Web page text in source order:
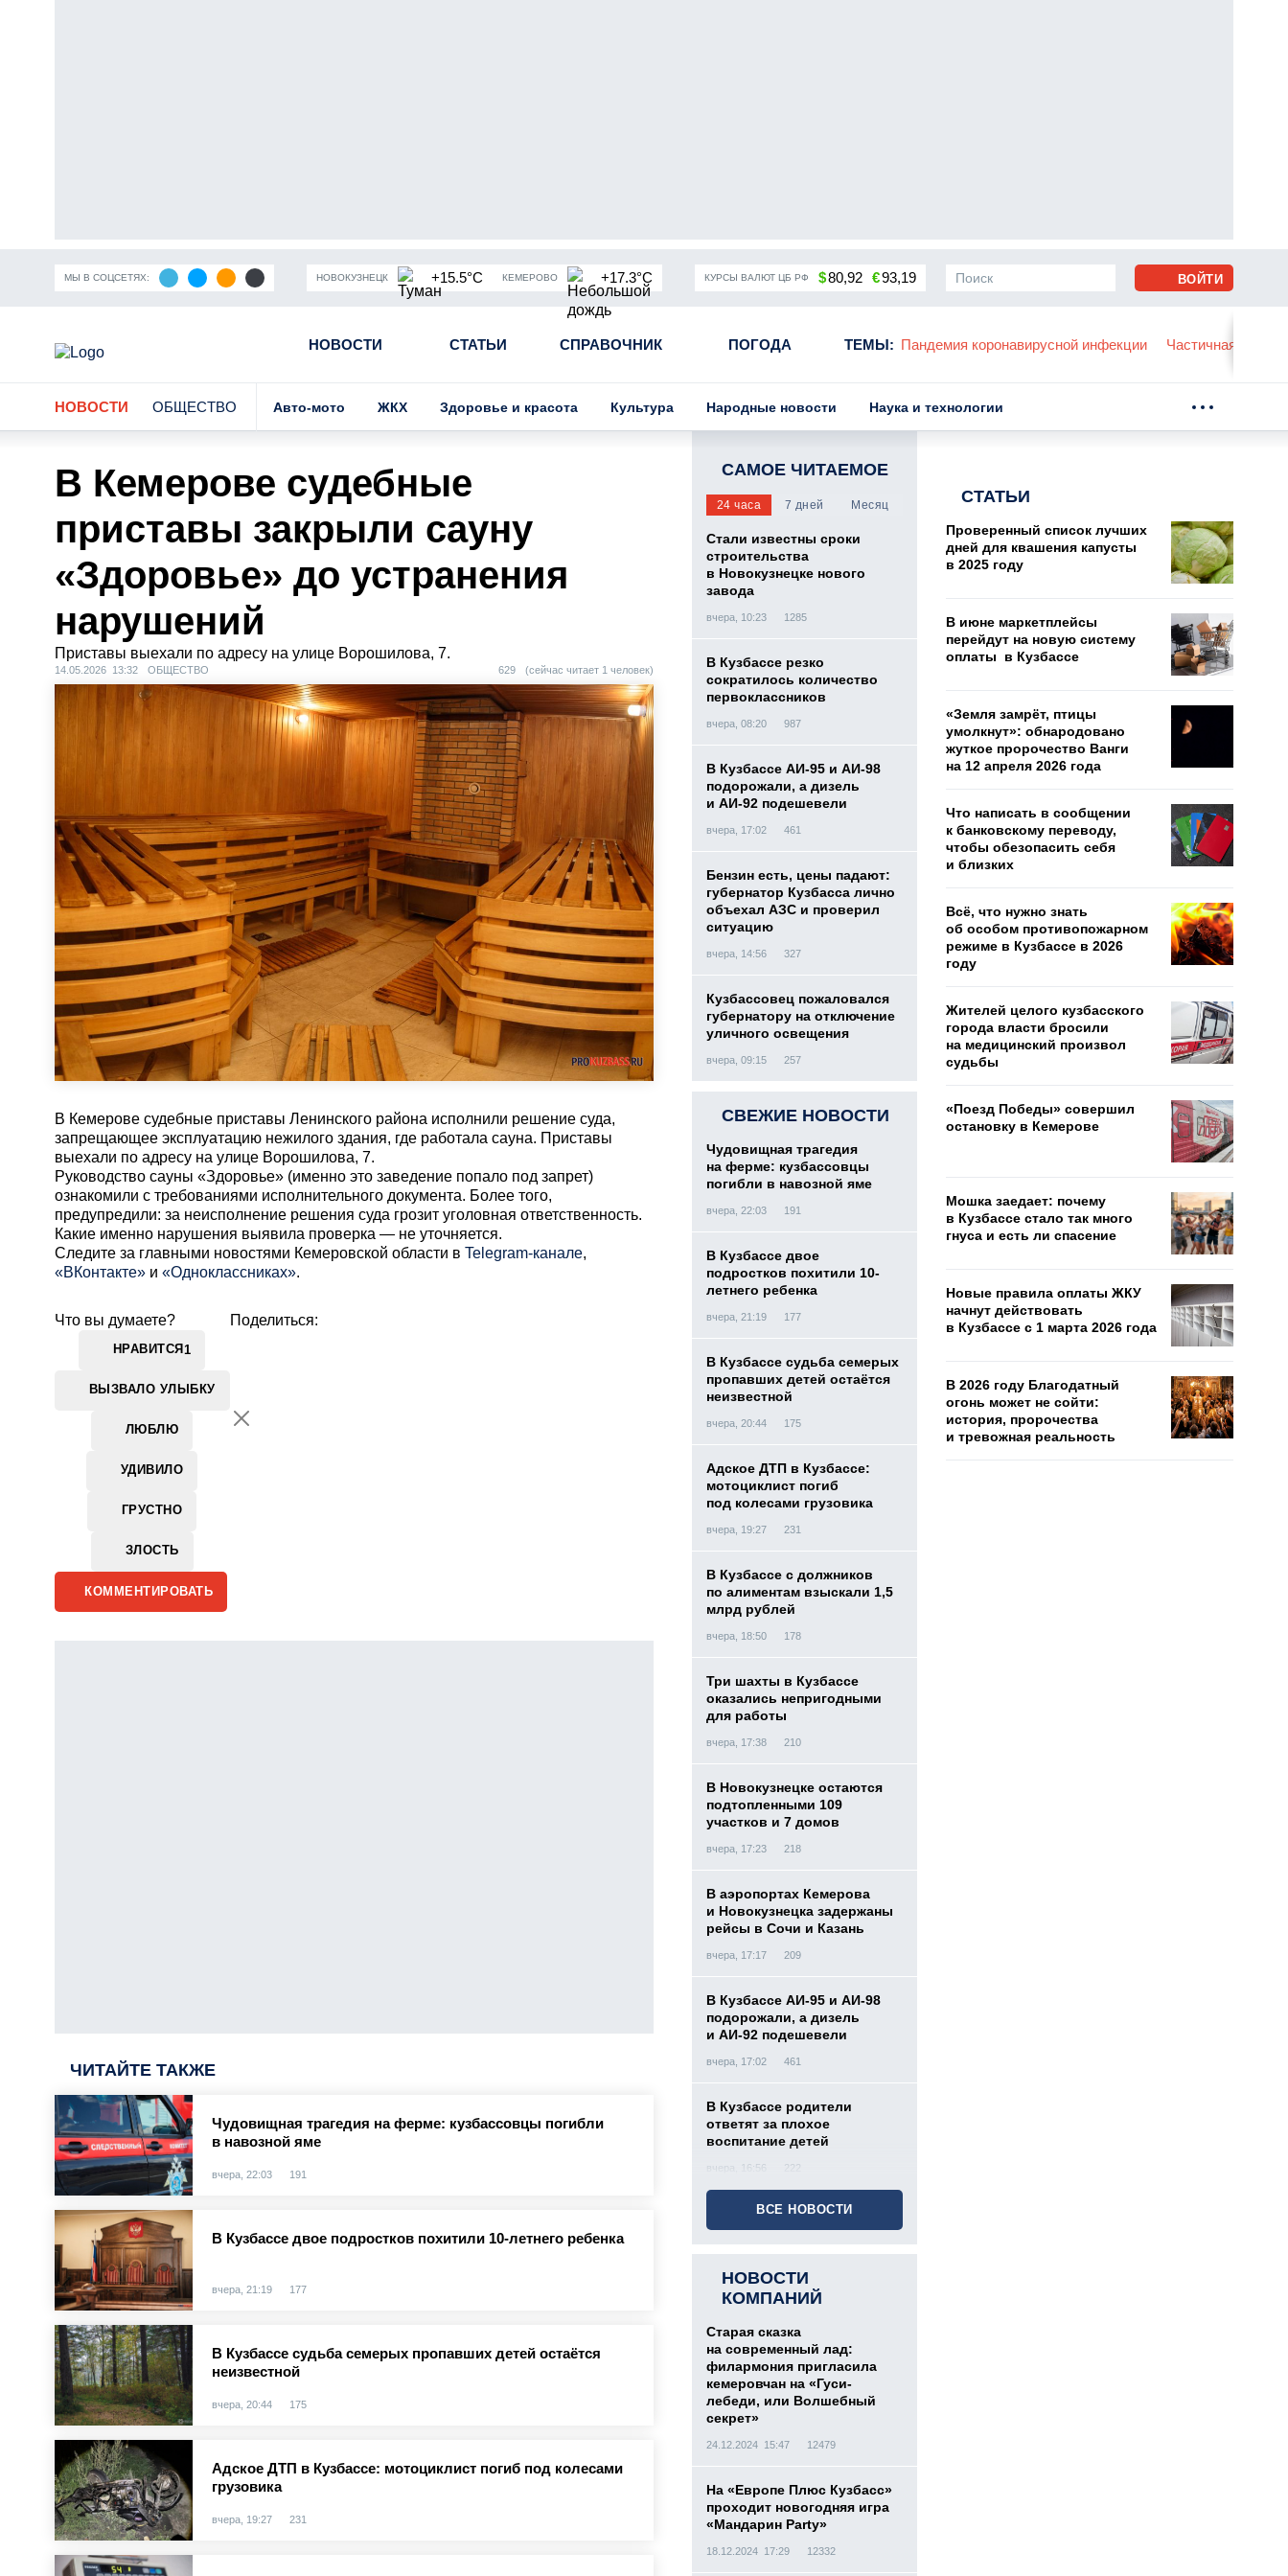
МЫ В СОЦСЕТЯХ: НОВОКУЗНЕЦК +15.5°C КЕМЕРОВО +17.3°C КУРСЫ ВАЛЮТ ЦБ РФ $80,92 €93,19
НОВОСТИ СТАТЬИ СПРАВОЧНИК ПОГОДА ТЕМЫ:
Кузбасса Пандемия коронавирусной инфекции Частичная мобилизация в России Угольная промышленность Кузбасса Пандемия коронавирусной инфекции Частичная
ВОЙТИ
НОВОСТИ ОБЩЕСТВО Авто-мото ЖКХ Здоровье и красота Культура Народные новости Наука и технологии
В Кемерове судебные
приставы закрыли сауну
«Здоровье» до устранения
нарушений
Приставы выехали по адресу на улице Ворошилова, 7.
14.05.2026 13:32 ОБЩЕСТВО 629 (сейчас читает 1 человек)
В Кемерове судебные приставы Ленинского района исполнили решение суда,
запрещающее эксплуатацию нежилого здания, где работала сауна. Приставы
выехали по адресу на улице Ворошилова, 7.
Руководство сауны «Здоровье» (именно это заведение попало под запрет)
ознакомили с требованиями исполнительного документа. Более того,
предупредили: за неисполнение решения суда грозит уголовная ответственность.
Какие именно нарушения выявила проверка — не уточняется.
Cледите за главными новостями Кемеровской области в Telegram-канале,
«ВКонтакте» и «Одноклассниках».
Что вы думаете?
НРАВИТСЯ 1
ВЫЗВАЛО УЛЫБКУ
ЛЮБЛЮ
УДИВИЛО
ГРУСТНО
ЗЛОСТЬ
Поделиться:
КОММЕНТИРОВАТЬ
ЧИТАЙТЕ ТАКЖЕ
Чудовищная трагедия на ферме: кузбассовцы погибли
в навозной яме
вчера, 22:03 191
В Кузбассе двое подростков похитили 10-летнего ребенка
вчера, 21:19 177
В Кузбассе судьба семерых пропавших детей остаётся
неизвестной
вчера, 20:44 175
Адское ДТП в Кузбассе: мотоциклист погиб под колесами
грузовика
вчера, 19:27 231
САМОЕ ЧИТАЕМОЕ
24 часа 7 дней Месяц
Стали известны сроки
строительства
в Новокузнецке нового
завода
вчера, 10:23 1285
В Кузбассе резко
сократилось количество
первоклассников
вчера, 08:20 987
В Кузбассе АИ-95 и АИ-98
подорожали, а дизель
и АИ-92 подешевели
вчера, 17:02 461
Бензин есть, цены падают:
губернатор Кузбасса лично
объехал АЗС и проверил
ситуацию
вчера, 14:56 327
Кузбассовец пожаловался
губернатору на отключение
уличного освещения
вчера, 09:15 257
СВЕЖИЕ НОВОСТИ
Чудовищная трагедия
на ферме: кузбассовцы
погибли в навозной яме
вчера, 22:03 191
В Кузбассе двое
подростков похитили 10-
летнего ребенка
вчера, 21:19 177
В Кузбассе судьба семерых
пропавших детей остаётся
неизвестной
вчера, 20:44 175
Адское ДТП в Кузбассе:
мотоциклист погиб
под колесами грузовика
вчера, 19:27 231
В Кузбассе с должников
по алиментам взыскали 1,5
млрд рублей
вчера, 18:50 178
Три шахты в Кузбассе
оказались непригодными
для работы
вчера, 17:38 210
В Новокузнецке остаются
подтопленными 109
участков и 7 домов
вчера, 17:23 218
В аэропортах Кемерова
и Новокузнецка задержаны
рейсы в Сочи и Казань
вчера, 17:17 209
В Кузбассе АИ-95 и АИ-98
подорожали, а дизель
и АИ-92 подешевели
вчера, 17:02 461
В Кузбассе родители
ответят за плохое
воспитание детей
вчера, 16:56 222
ВСЕ НОВОСТИ
НОВОСТИ
КОМПАНИЙ
Старая сказка
на современный лад:
филармония пригласила
кемеровчан на «Гуси-
лебеди, или Волшебный
секрет»
24.12.2024 15:47 12479
На «Европе Плюс Кузбасс»
проходит новогодняя игра
«Мандарин Party»
18.12.2024 17:29 12332
СТАТЬИ
Проверенный список лучших
дней для квашения капусты
в 2025 году
В июне маркетплейсы
перейдут на новую систему
оплаты в Кузбассе
«Земля замрёт, птицы
умолкнут»: обнародовано
жуткое пророчество Ванги
на 12 апреля 2026 года
Что написать в сообщении
к банковскому переводу,
чтобы обезопасить себя
и близких
Всё, что нужно знать
об особом противопожарном
режиме в Кузбассе в 2026
году
Жителей целого кузбасского
города власти бросили
на медицинский произвол
судьбы
«Поезд Победы» совершил
остановку в Кемерове
Мошка заедает: почему
в Кузбассе стало так много
гнуса и есть ли спасение
Новые правила оплаты ЖКУ
начнут действовать
в Кузбассе с 1 марта 2026 года
В 2026 году Благодатный
огонь может не сойти:
история, пророчества
и тревожная реальность